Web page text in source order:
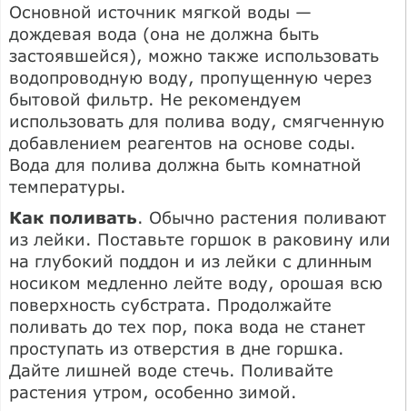
Основной источник мягкой воды —
дождевая вода (она не должна быть
застоявшейся), можно также использовать
водопроводную воду, пропущенную через
бытовой фильтр. Не рекомендуем
использовать для полива воду, смягченную
добавлением реагентов на основе соды.
Вода для полива должна быть комнатной
температуры.
Как поливать. Обычно растения поливают
из лейки. Поставьте горшок в раковину или
на глубокий поддон и из лейки с длинным
носиком медленно лейте воду, орошая всю
поверхность субстрата. Продолжайте
поливать до тех пор, пока вода не станет
проступать из отверстия в дне горшка.
Дайте лишней воде стечь. Поливайте
растения утром, особенно зимой.